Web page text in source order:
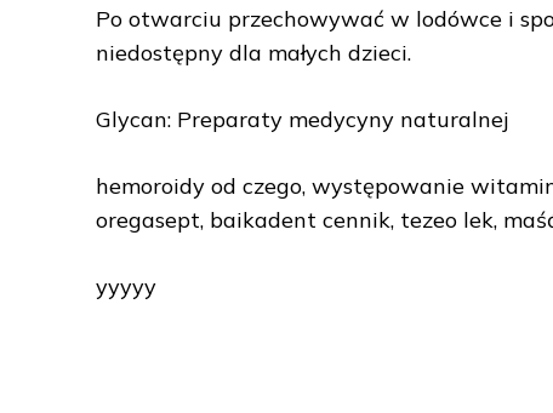
Po otwarciu przechowywać w lodówce i
niedostępny dla małych dzieci.
Glycan: Preparaty medycyny naturalnej
hemoroidy od czego, występowanie
oregasept, baikadent cennik, tezeo lek,
yyyyy